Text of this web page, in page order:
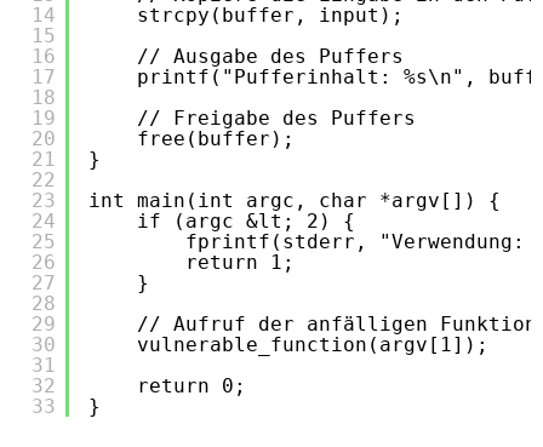
14
15
16
17
18
19
20
21
22
23
24
25
26
27
28
29
30
31
32
33
strcpy(buffer, input);
// Ausgabe des Puffers
printf("Pufferinhalt: %s\n",
// Freigabe des Puffers
free(buffer);
}
int main(int argc, char *argv[]) {
if (argc &lt; 2) {
fprintf(stderr, "Verwendung:
return 1;
}
// Aufruf der anfälligen Funktion
vulnerable_function(argv[1]);
return 0;
}